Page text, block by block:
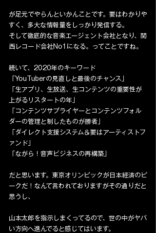
が足元でやらんといかんことです。要はわかりや
すく、多大な情報量をしっかり発信する。
そして徹底的な音楽エージェント会社となり、関
西レコード会社No1になる。ってことですね。
続いて、2020年のキーワード
「YouTuberの見直しと最後のチャンス」
「生アプリ、生放送、生コンテンツの重要性が
上がるリスタートの年」
「コンテンツサプライヤーとコンテンツフォル
ダーの管理と制したものが勝者」
「ダイレクト支援システム＆要はアーティストフ
ァンド」
「ながら！音声ビジネスの再構築」
だと思います。東京オリンピックが日本経済のピ
ークだ！なんて言われておりますがその通りだと
思うし、
山本太郎を指示しまくってるので、世の中がヤバ
い方向へ進んでると感じてはいます。